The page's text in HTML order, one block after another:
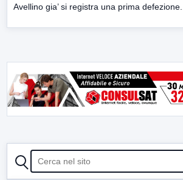
Avellino gia’ si registra una prima defezione...
CERCA